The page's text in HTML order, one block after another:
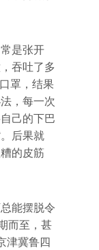
是张开
吞吐了多
罩，结果
，每一次
己的下巴
后果就
的皮筋
能摆脱令
而至，甚
津冀鲁四